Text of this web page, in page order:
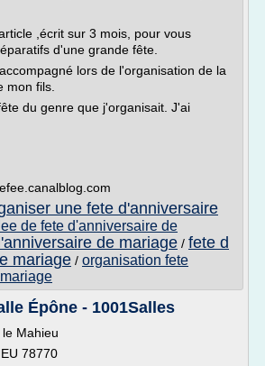
,écrit sur 3 mois, pour vous
d'une grande fête.
lors de l'organisation de la
mon fils.
du genre que j'organisait. J'ai
une fete d'anniversaire
de fete d'anniversaire de
de mariage / fete d
mariage / organisation fete
Épône - 1001Salles
Mahieu
78770